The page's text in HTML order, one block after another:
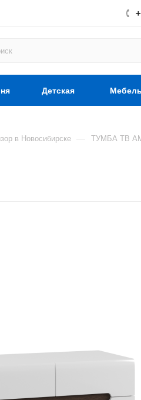
Детская
в Новосибирске — ТУМБА ТВ